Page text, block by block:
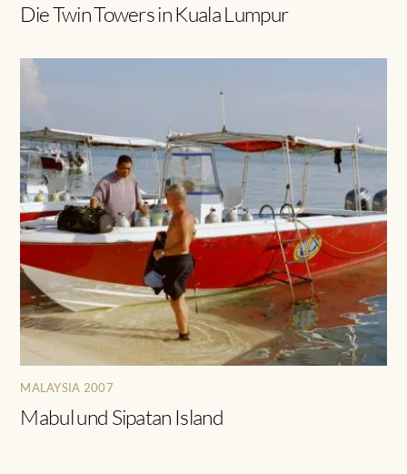
Die Twin Towers in Kuala Lumpur
MALAYSIA 2007
Mabul und Sipatan Island